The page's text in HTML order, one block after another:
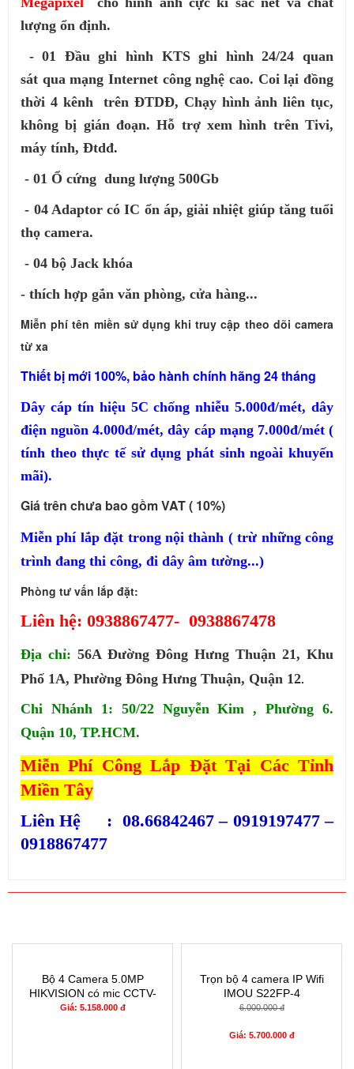
lượng ổn định.
- 01 Đầu ghi hình KTS ghi hình 24/24 quan
sát qua mạng Internet công nghệ cao. Coi lại đồng
thời 4 kênh trên ĐTDĐ, Chạy hình ảnh liên tục,
không bị gián đoạn. Hỗ trợ xem hình trên Tivi,
máy tính, Đtdđ.
- 01 Ổ cứng dung lượng 500Gb
- 04 Adaptor có IC ổn áp, giải nhiệt giúp tăng tuổi
thọ camera.
- 04 bộ Jack khóa
- thích hợp gắn văn phòng, cửa hàng...
Miễn phí tên miền sử dụng khi truy cập theo dõi camera
từ xa
Thiết bị mới 100%, bảo hành chính hãng 24 tháng
Dây cáp tín hiệu 5C chống nhiễu 5.000đ/mét, dây
điện nguồn 4.000đ/mét, dây cáp mạng 7.000đ/mét (
tính theo thực tế sử dụng phát sinh ngoài khuyến
mãi).
Giá trên chưa bao gồm VAT ( 10%)
Miễn phí lắp đặt trong nội thành ( trừ những công
trình đang thi công, đi dây âm tường...)
Phòng tư vấn lắp đặt:
Liên hệ: 0938867477- 0938867478
Địa chỉ: 56A Đường Đông Hưng Thuận 21, Khu
Phố 1A, Phường Đông Hưng Thuận, Quận 12.
Chi Nhánh 1: 50/22 Nguyễn Kim , Phường 6.
Quận 10, TP.HCM.
Miễn Phí Công Lắp Đặt Tại Các Tỉnh
Miền Tây
Liên Hệ : 08.66842467 – 0919197477 –
0918867477
Bộ 4 Camera 5.0MP
HIKVISION có mic CCTV-
56H0T-4
Giá: 5.158.000 đ
Trọn bộ 4 camera IP Wifi
IMOU S22FP-4
6.000.000 đ
Giá: 5.700.000 đ